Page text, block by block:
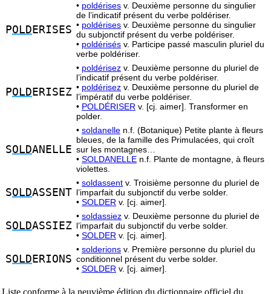
POLD ERISES
• poldérises v. Deuxième personne du singulier
de l’indicatif présent du verbe poldériser.
• poldérises v. Deuxième personne du singulier
du subjonctif présent du verbe poldériser.
• poldérisés v. Participe passé masculin pluriel du
verbe poldériser.
POLD ERISEZ
• poldérisez v. Deuxième personne du pluriel de
l’indicatif présent du verbe poldériser.
• poldérisez v. Deuxième personne du pluriel de
l’impératif du verbe poldériser.
• POLDÉRISER v. [cj. aimer]. Transformer en
polder.
SOLDANELLE
• soldanelle n.f. (Botanique) Petite plante à fleurs
bleues, de la famille des Primulacées, qui croît
sur les montagnes…
• SOLDANELLE n.f. Plante de montagne, à fleurs
violettes.
SOLDASSENT
• soldassent v. Troisième personne du pluriel de
l’imparfait du subjonctif du verbe solder.
• SOLDER v. [cj. aimer].
SOLDASSIEZ
• soldassiez v. Deuxième personne du pluriel de
l’imparfait du subjonctif du verbe solder.
• SOLDER v. [cj. aimer].
SOLD ERIONS
• solderions v. Première personne du pluriel du
conditionnel présent du verbe solder.
• SOLDER v. [cj. aimer].
Liste conforme à la neuvième édition du dictionnaire officiel du